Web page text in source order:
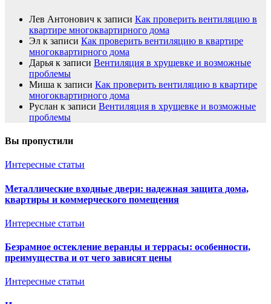
Лев Антонович к записи Как проверить вентиляцию в
квартире многоквартирного дома
Эл к записи Как проверить вентиляцию в квартире
многоквартирного дома
Дарья к записи Вентиляция в хрущевке и возможные
проблемы
Миша к записи Как проверить вентиляцию в квартире
многоквартирного дома
Руслан к записи Вентиляция в хрущевке и возможные
проблемы
Вы пропустили
Интересные статьи
Металлические входные двери: надежная защита дома,
квартиры и коммерческого помещения
Интересные статьи
Безрамное остекление веранды и террасы: особенности,
преимущества и от чего зависят цены
Интересные статьи